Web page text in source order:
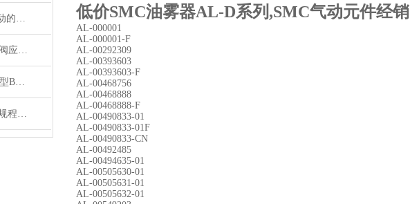
宝德burkert隔膜阀经过气动的控制装置
费斯托FESTO比例阀止回阀应保持全关状态
伺服辅助式S.EV系列6281型BURKERT电磁阀
讲解日本SMC减压阀操作规程与维护技巧
低价SMC油雾器AL-D系列,SMC气动元件经销
AL-000001
AL-000001-F
AL-00292309
AL-00393603
AL-00393603-F
AL-00468756
AL-00468888
AL-00468888-F
AL-00490833-01
AL-00490833-01F
AL-00490833-CN
AL-00492485
AL-00494635-01
AL-00505630-01
AL-00505631-01
AL-00505632-01